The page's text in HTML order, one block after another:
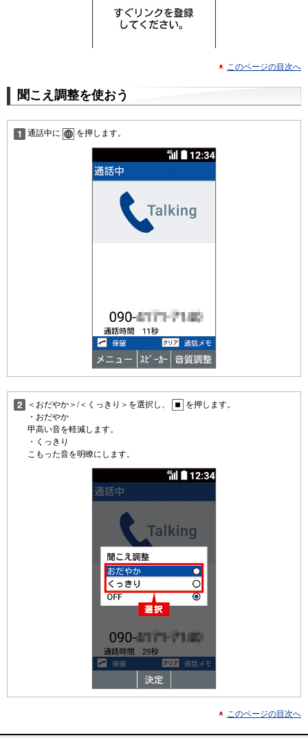
このページの目次へ
聞こえ調整を使おう
通話中に を押します。
＜おだやか＞/＜くっきり＞を選択し、
を押します。
・おだやか
甲高い音を軽減します。
・くっきり
こもった音を明瞭にします。
このページの目次へ